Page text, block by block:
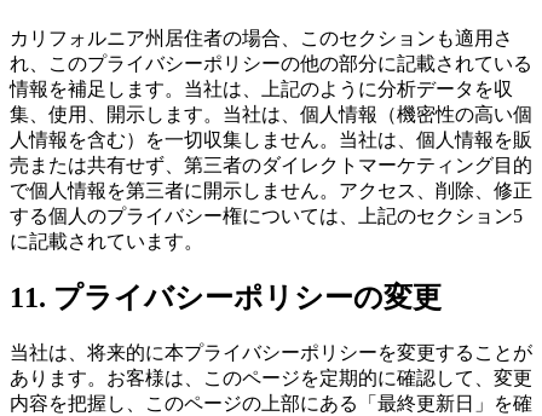
カリフォルニア州居住者の場合、このセクションも適用さ
れ、このプライバシーポリシーの他の部分に記載されている
情報を補足します。当社は、上記のように分析データを収
集、使用、開示します。当社は、個人情報（機密性の高い個
人情報を含む）を一切収集しません。当社は、個人情報を販
売または共有せず、第三者のダイレクトマーケティング目的
で個人情報を第三者に開示しません。アクセス、削除、修正
する個人のプライバシー権については、上記のセクション5
に記載されています。
11. プライバシーポリシーの変更
当社は、将来的に本プライバシーポリシーを変更することが
あります。お客様は、このページを定期的に確認して、変更
内容を把握し、このページの上部にある「最終更新日」を確